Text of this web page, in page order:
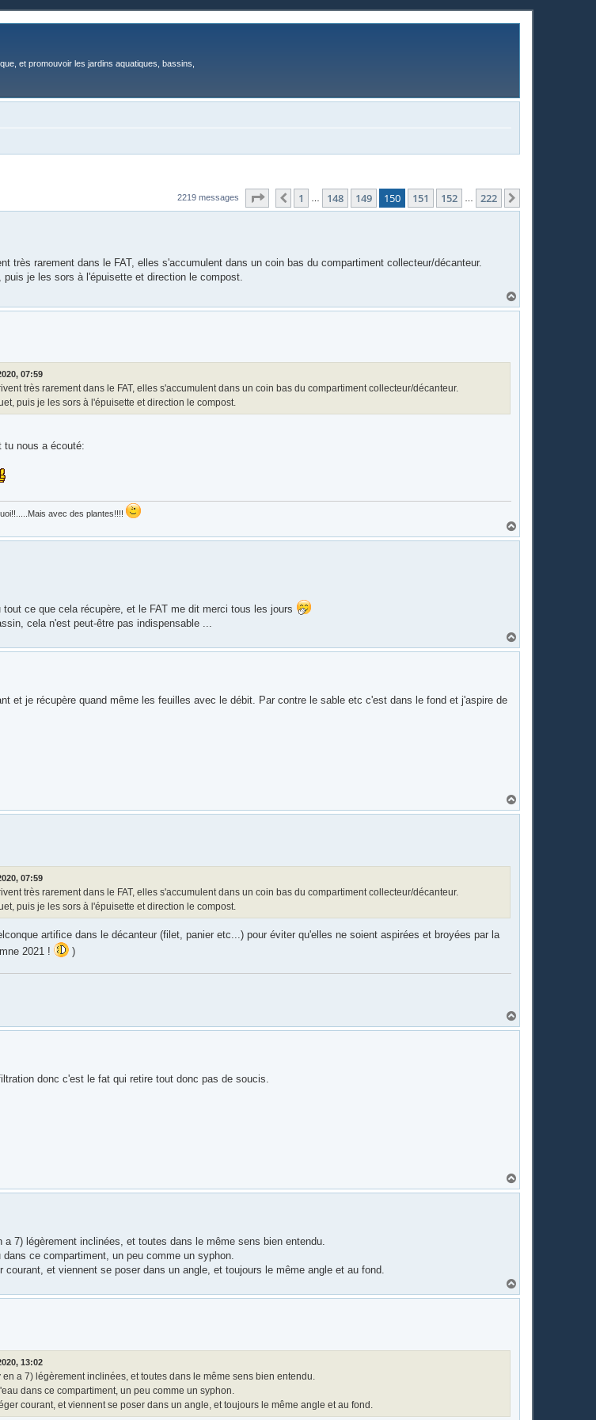
et promouvoir les jardins aquatiques, bassins,
2219 messages Page 150 sur222
Précédente
1 148 149 150 151 152 222
très rarement dans le FAT, elles s'accumulent dans un coin bas du compartiment collecteur/décanteur.
je les sors à l'épuisette et direction le compost.
a
07:59
très rarement dans le FAT, elles s'accumulent dans un coin bas du compartiment collecteur/décanteur.
puis je les sors à l'épuisette et direction le compost.
tu nous a écouté:
avec des plantes!!!!
a
ce que cela récupère, et le FAT me dit merci tous les jours
cela n'est peut-être pas indispensable ...
a
et je récupère quand même les feuilles avec le débit. Par contre le sable etc c'est dans le fond et j'aspire de
a
07:59
très rarement dans le FAT, elles s'accumulent dans un coin bas du compartiment collecteur/décanteur.
puis je les sors à l'épuisette et direction le compost.
artifice dans le décanteur (filet, panier etc...) pour éviter qu'elles ne soient aspirées et broyées par la
2021 !
)
a
donc c'est le fat qui retire tout donc pas de soucis.
a
7) légèrement inclinées, et toutes dans le même sens bien entendu.
ce compartiment, un peu comme un syphon.
courant, et viennent se poser dans un angle, et toujours le même angle et au fond.
a
13:02
a 7) légèrement inclinées, et toutes dans le même sens bien entendu.
dans ce compartiment, un peu comme un syphon.
courant, et viennent se poser dans un angle, et toujours le même angle et au fond.